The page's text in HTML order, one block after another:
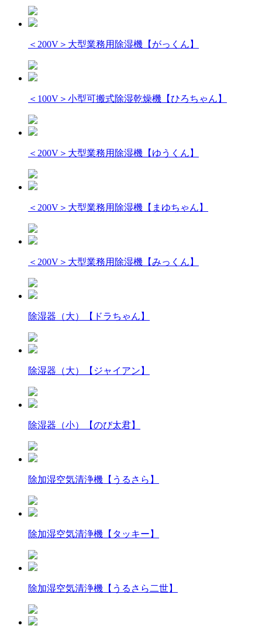
＜200V＞大型業務用除湿機【がっくん】
＜100V＞小型可搬式除湿乾燥機【ひろちゃん】
＜200V＞大型業務用除湿機【ゆうくん】
＜200V＞大型業務用除湿機【まゆちゃん】
＜200V＞大型業務用除湿機【みっくん】
除湿器（大）【ドラちゃん】
除湿器（大）【ジャイアン】
除湿器（小）【のび太君】
除加湿空気清浄機【うるさら】
除加湿空気清浄機【タッキー】
除加湿空気清浄機【うるさら二世】